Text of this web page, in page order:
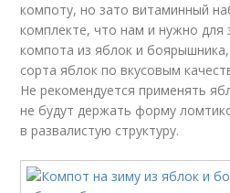
компоту, но зато витаминный
комплекте, что нам и нужно для
компота из яблок и
сорта яблок по вкусовым
Не рекомендуется применять
не будут держать форму
в развалистую структуру.